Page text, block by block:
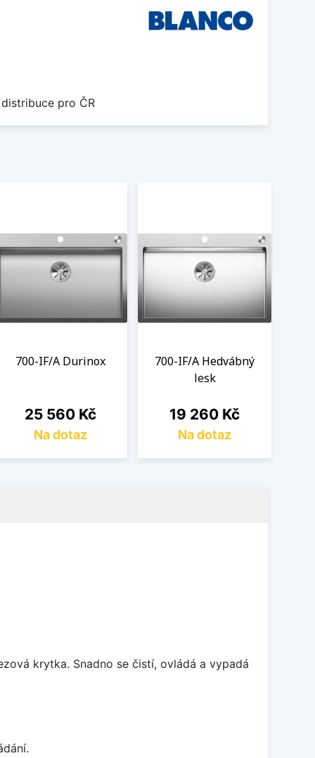
pro ČR
700-IF/A Durinox
Cena
25 560 Kč
Na dotaz
700-IF/A Hedvábný
lesk
Cena
19 260 Kč
Na dotaz
krytka. Snadno se čistí, ovládá a vypadá